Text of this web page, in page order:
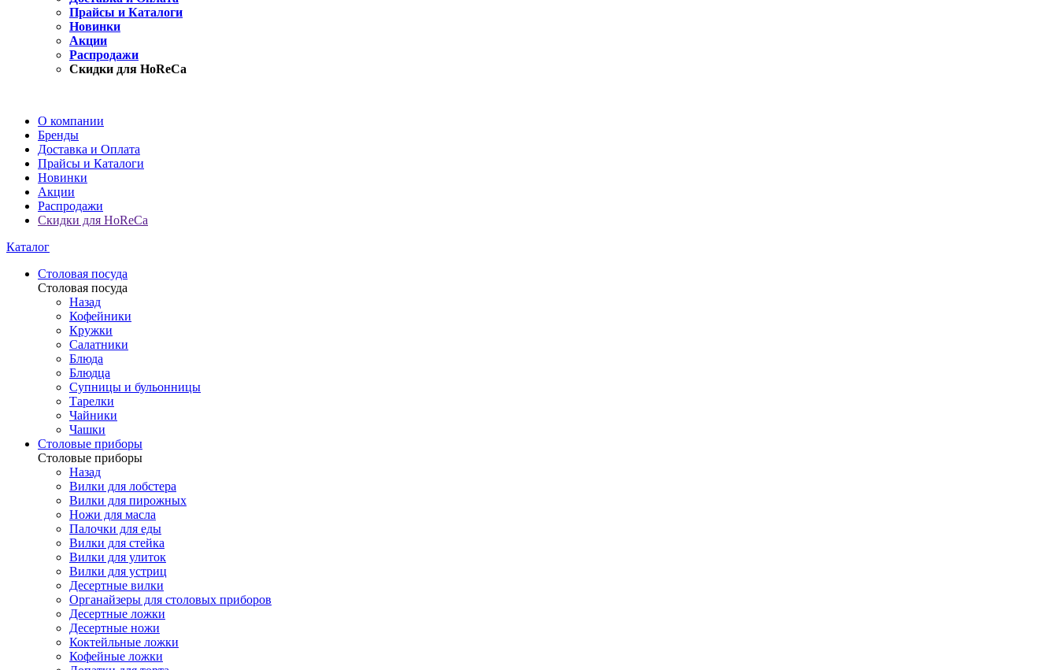
Прайсы и Каталоги
Новинки
Акции
Распродажи
Скидки для HoReCa
О компании
Бренды
Доставка и Оплата
Прайсы и Каталоги
Новинки
Акции
Распродажи
Скидки для HoReCa
Каталог
Столовая посуда
Столовая посуда
Назад
Кофейники
Кружки
Салатники
Блюда
Блюдца
Супницы и бульонницы
Тарелки
Чайники
Чашки
Cтоловые приборы
Cтоловые приборы
Назад
Вилки для лобстера
Вилки для пирожных
Ножи для масла
Палочки для еды
Вилки для стейка
Вилки для улиток
Вилки для устриц
Десертные вилки
Органайзеры для столовых приборов
Десертные ложки
Десертные ножи
Коктейльные ложки
Кофейные ложки